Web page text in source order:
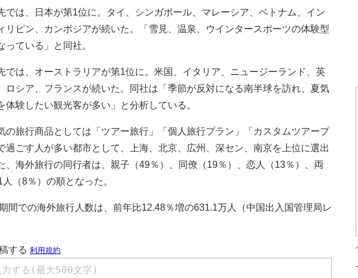
は、日本が第1位に。タイ、シンガポール、マレーシア、ベトナム、イン
リピン、カンボジアが続いた。「雪見、温泉、ウインタースポーツの体験型
っている」と同社。
は、オーストラリアが第1位に。米国、イタリア、ニュージーランド、英
ロシア、フランスが続いた。同社は「季節が反対になる南半球を訪れ、夏気
体験したい観光客が多い」と分析している。
旅行商品としては「ツアー旅行」「個人旅行プラン」「カスタムツアープ
過ごす人が多い都市として、上海、北京、広州、深セン、南京を上位に選出
、海外旅行の同行者は、親子（49％）、同僚（19％）、恋人（13％）、両
（8％）の順となった。
間での海外旅行人数は、前年比12.48％増の631.1万人（中国出入国管理局レ